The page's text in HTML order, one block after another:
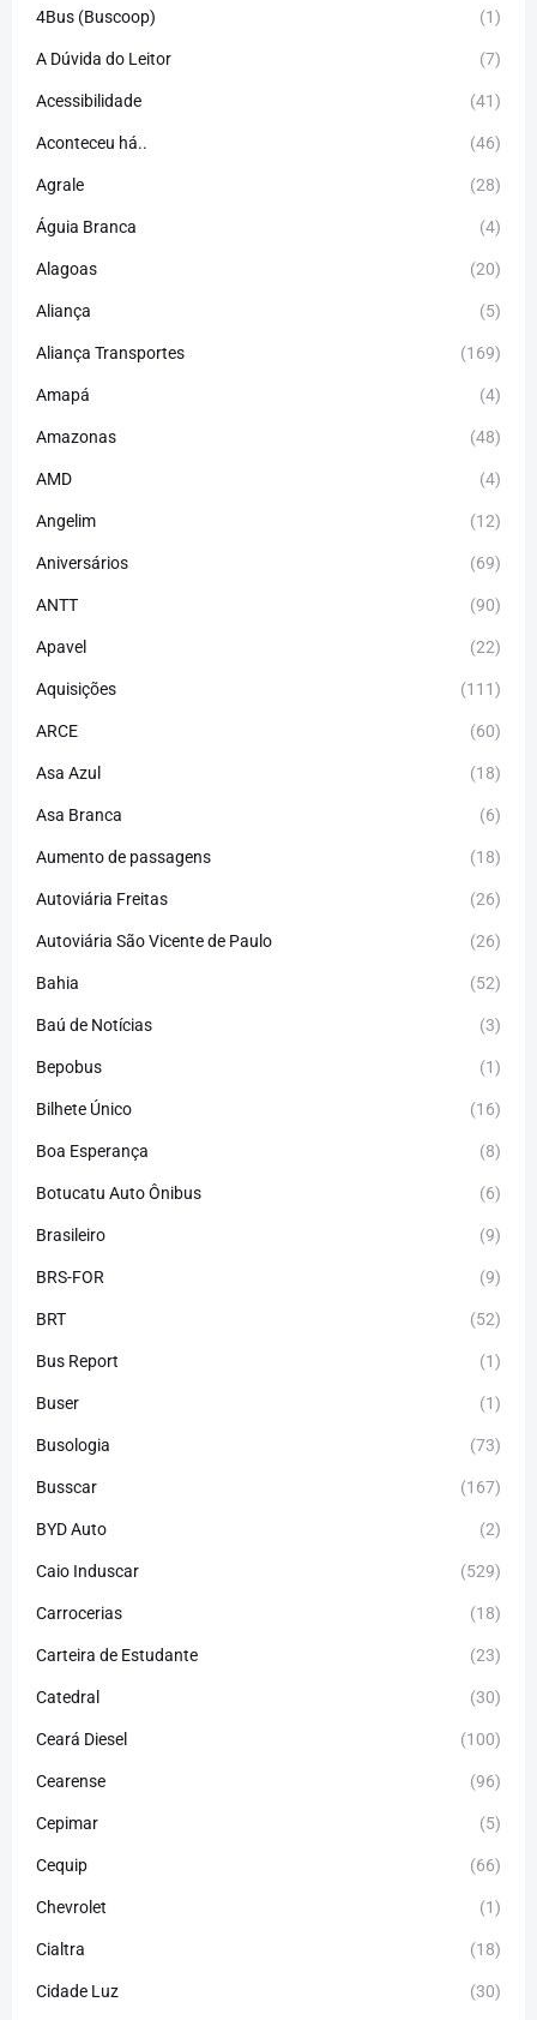
4Bus (Buscoop) (1)
A Dúvida do Leitor (7)
Acessibilidade (41)
Aconteceu há.. (46)
Agrale (28)
Águia Branca (4)
Alagoas (20)
Aliança (5)
Aliança Transportes (169)
Amapá (4)
Amazonas (48)
AMD (4)
Angelim (12)
Aniversários (69)
ANTT (90)
Apavel (22)
Aquisições (111)
ARCE (60)
Asa Azul (18)
Asa Branca (6)
Aumento de passagens (18)
Autoviária Freitas (26)
Autoviária São Vicente de Paulo (26)
Bahia (52)
Baú de Notícias (3)
Bepobus (1)
Bilhete Único (16)
Boa Esperança (8)
Botucatu Auto Ônibus (6)
Brasileiro (9)
BRS-FOR (9)
BRT (52)
Bus Report (1)
Buser (1)
Busologia (73)
Busscar (167)
BYD Auto (2)
Caio Induscar (529)
Carrocerias (18)
Carteira de Estudante (23)
Catedral (30)
Ceará Diesel (100)
Cearense (96)
Cepimar (5)
Cequip (66)
Chevrolet (1)
Cialtra (18)
Cidade Luz (30)